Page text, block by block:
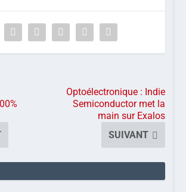
Optoélectronique : Indie
Semiconductor met la
main sur Exalos
SUIVANT